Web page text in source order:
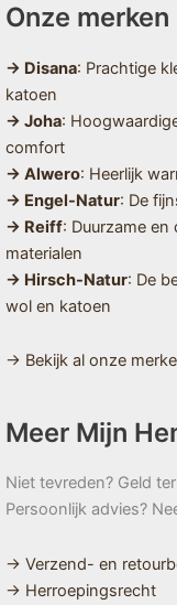
Onze merken
→ Disana: Prachtige
katoen
→ Joha:
comfort
→ Alwero: Heerlijk
→ Engel-Natur: De
→ Reiff: Duurzame
materialen
→ Hirsch-Natur: De
wol en katoen
→ Bekijk al onze
Meer Mijn
Niet tevreden? Geld
Persoonlijk advies?
→ Verzend- en
→ Herroepingsrecht